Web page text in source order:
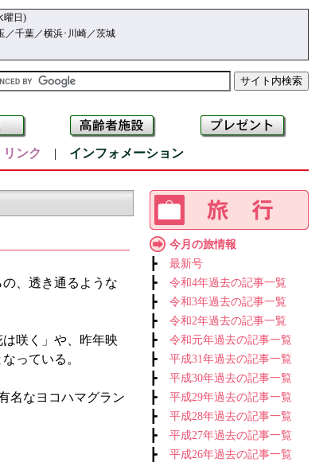
曜日)
／千葉／横浜･川崎／茨城
リンク | インフォメーション
、透き通るような
咲く」や、昨年映
っている。
名なヨコハマグラン
今月の旅情報
┣ 最新号
┣ 令和4年過去の記事一覧
┣ 令和3年過去の記事一覧
┣ 令和2年過去の記事一覧
┣ 令和元年過去の記事一覧
┣ 平成31年過去の記事一覧
┣ 平成30年過去の記事一覧
┣ 平成29年過去の記事一覧
┣ 平成28年過去の記事一覧
┣ 平成27年過去の記事一覧
┣ 平成26年過去の記事一覧